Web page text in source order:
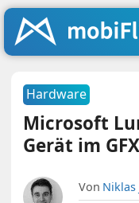
Hardware
Microsoft
Gerät im
Von Niklas